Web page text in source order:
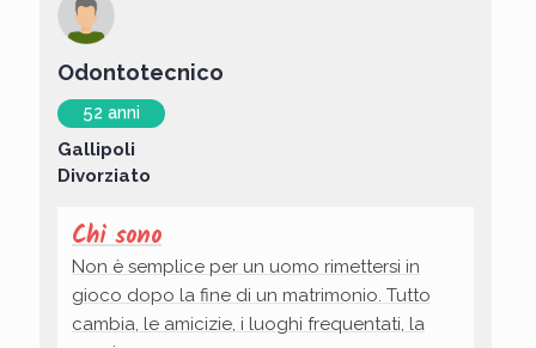
Odontotecnico
52 anni
Gallipoli
Divorziato
Chi sono
Non è semplice per un uomo rimettersi in
gioco dopo la fine di un matrimonio. Tutto
cambia, le amicizie, i luoghi frequentati, la